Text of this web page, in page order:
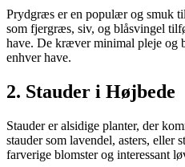
Prydgræs er en populær og smuk
som fjergræs, siv, og blåsvingel
have. De kræver minimal pleje og
enhver have.
2. Stauder i Højbede
Stauder er alsidige planter, der
stauder som lavendel, asters,
farverige blomster og interessant